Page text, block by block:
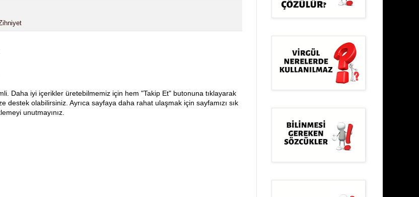
Daha iyi içerikler üretebilmemiz için hem "Takip Et" butonuna tıklayarak
destek olabilirsiniz. Ayrıca sayfaya daha rahat ulaşmak için sayfamızı sık
unutmayınız.